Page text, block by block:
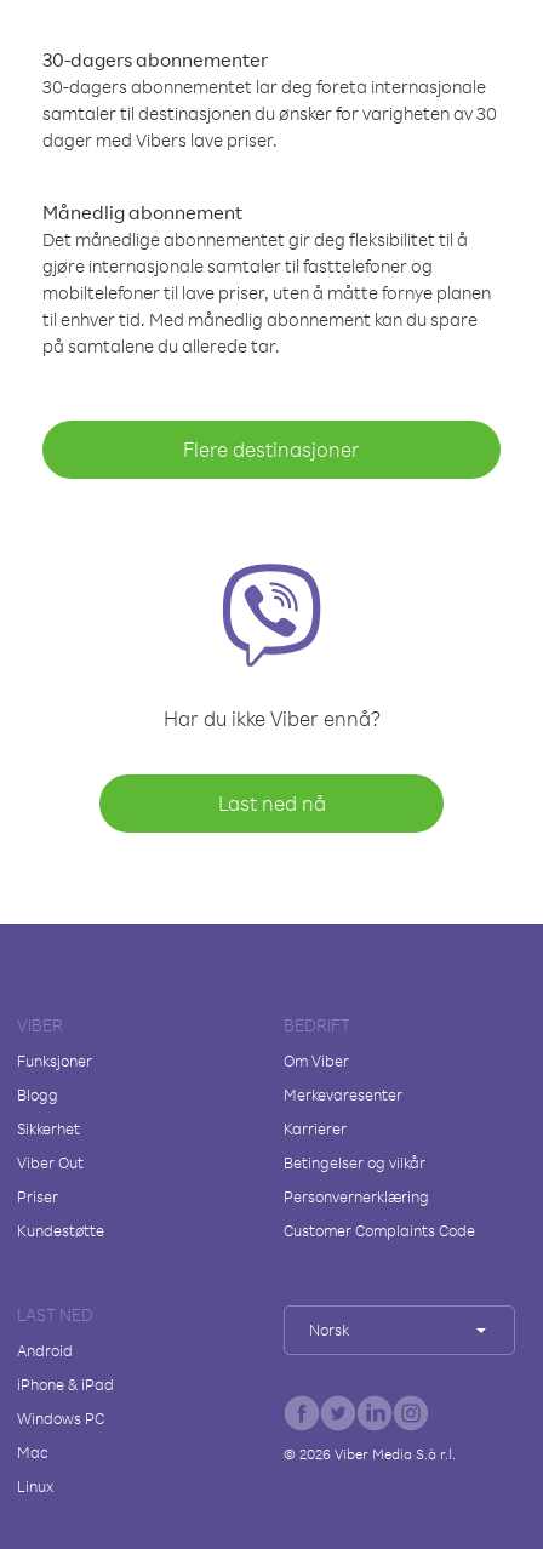
30-dagers abonnementer
30-dagers abonnementet lar deg foreta internasjonale
samtaler til destinasjonen du ønsker for varigheten av 30
dager med Vibers lave priser.
Månedlig abonnement
Det månedlige abonnementet gir deg fleksibilitet til å
gjøre internasjonale samtaler til fasttelefoner og
mobiltelefoner til lave priser, uten å måtte fornye planen
til enhver tid. Med månedlig abonnement kan du spare
på samtalene du allerede tar.
Flere destinasjoner
Har du ikke Viber ennå?
Last ned nå
VIBER
Funksjoner
Blogg
Sikkerhet
Viber Out
Priser
Kundestøtte
BEDRIFT
Om Viber
Merkevaresenter
Karrierer
Betingelser og vilkår
Personvernerklæring
Customer Complaints Code
LAST NED
Android
iPhone & iPad
Windows PC
Mac
Linux
Norsk
© 2026Viber Media S.à r.l.